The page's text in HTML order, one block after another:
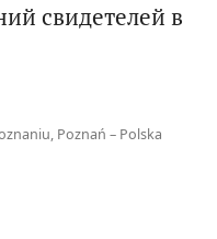
свидетелей в
Poznań – Polska